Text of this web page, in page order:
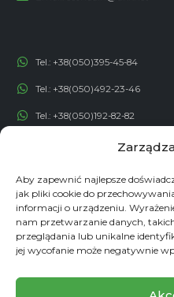
Aby zapewnić najlepsze
jak pliki cookie do
informacji o urządzeniu.
nam przetwarzanie danych,
przeglądania lub unikalne
jej wycofanie może negatywnie
Email: contact@econadin.com